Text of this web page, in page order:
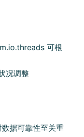
可根
况调整
据可靠性至关重